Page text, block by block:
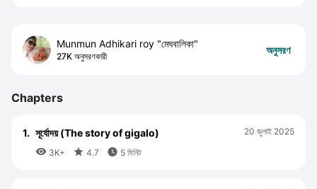
Munmun Adhikari roy "মেঘবালিকা"
27K অনুসরণকারী
অনুসরণ
Chapters
1. সূর্যোদয় (The story of gigalo)
 3K+  4.7  5 মিনিট
20 জুলাই 2025